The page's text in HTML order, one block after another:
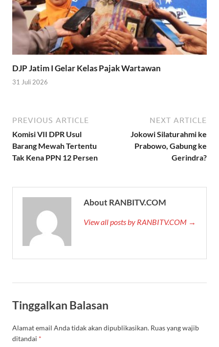
DJP Jatim I Gelar Kelas Pajak Wartawan
31 Juli 2026
PREVIOUS ARTICLE
Komisi VII DPR Usul
Barang Mewah Tertentu
Tak Kena PPN 12 Persen
NEXT ARTICLE
Jokowi Silaturahmi ke
Prabowo, Gabung ke
Gerindra?
About RANBITV.COM
View all posts by RANBITV.COM →
Tinggalkan Balasan
Alamat email Anda tidak akan dipublikasikan. Ruas yang wajib
ditandai *